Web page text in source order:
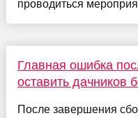
проводиться
Главная ошибка
оставить дачников
После завершения